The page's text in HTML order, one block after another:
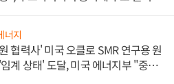
너지
협력사' 미국 오클로 SMR 연구용 원
계 상태' 도달, 미국 에너지부 "중요